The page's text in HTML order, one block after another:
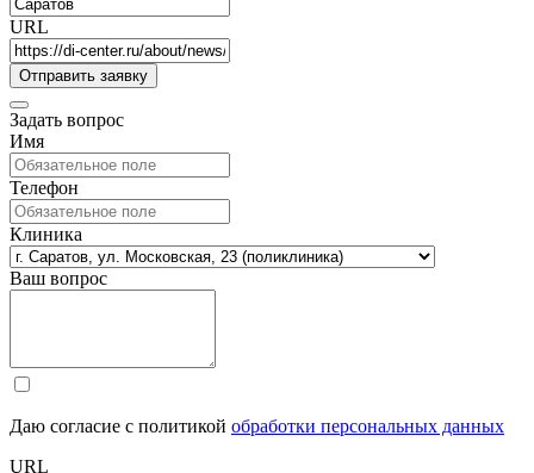
URL
Задать вопрос
Имя
Телефон
Клиника
Ваш вопрос
Даю согласие с политикой обработки персональных данных
URL